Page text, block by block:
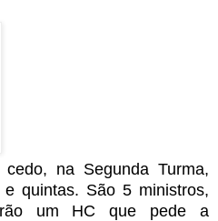
na Segunda Turma,
quintas. São 5 ministros,
um HC que pede a